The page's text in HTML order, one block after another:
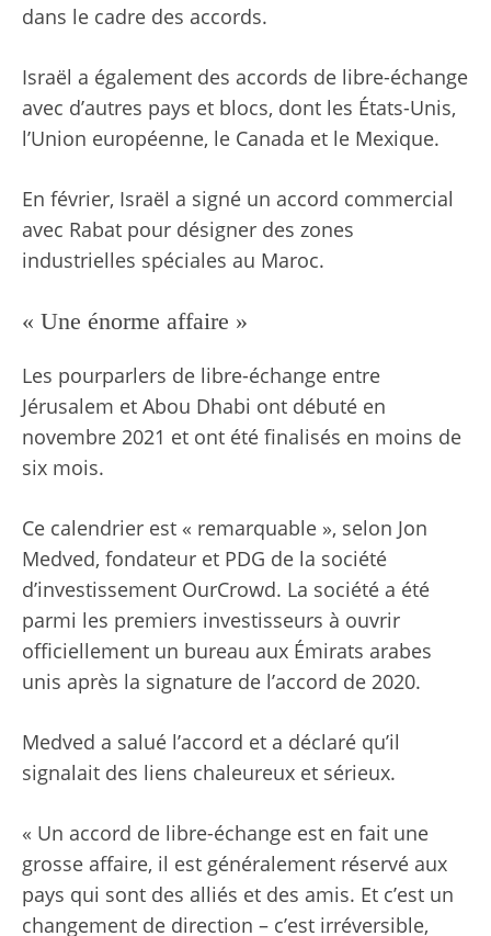
dans le cadre des accords.
Israël a également des accords de libre-échange
avec d’autres pays et blocs, dont les États-Unis,
l’Union européenne, le Canada et le Mexique.
En février, Israël a signé un accord commercial
avec Rabat pour désigner des zones
industrielles spéciales au Maroc.
« Une énorme affaire »
Les pourparlers de libre-échange entre
Jérusalem et Abou Dhabi ont débuté en
novembre 2021 et ont été finalisés en moins de
six mois.
Ce calendrier est « remarquable », selon Jon
Medved, fondateur et PDG de la société
d’investissement OurCrowd. La société a été
parmi les premiers investisseurs à ouvrir
officiellement un bureau aux Émirats arabes
unis après la signature de l’accord de 2020.
Medved a salué l’accord et a déclaré qu’il
signalait des liens chaleureux et sérieux.
« Un accord de libre-échange est en fait une
grosse affaire, il est généralement réservé aux
pays qui sont des alliés et des amis. Et c’est un
changement de direction – c’est irréversible,